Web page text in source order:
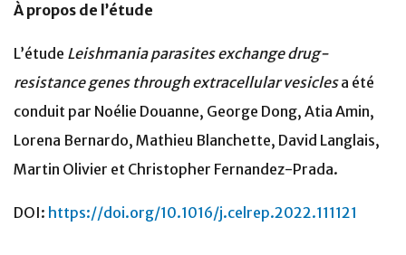
À propos de l’étude
L’étude Leishmania parasites exchange drug-
resistance genes through extracellular vesiclesa été
conduit par Noélie Douanne, George Dong, Atia Amin,
Lorena Bernardo, Mathieu Blanchette, David Langlais,
Martin Olivier et Christopher Fernandez-Prada.
DOI: https://doi.org/10.1016/j.celrep.2022.111121